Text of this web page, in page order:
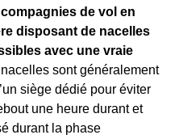
de vol en
disposant de nacelles
avec une vraie
sont généralement
siège dédié pour éviter
une heure durant et
durant la phase